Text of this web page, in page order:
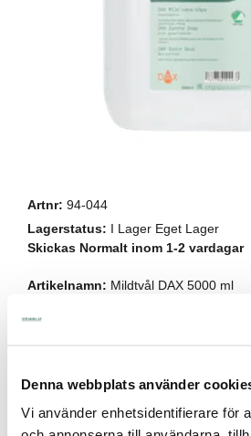
Denna webbplats använder
Vi använder enhetsidentifierare för
Artnr: 94-044
Lagerstatus: I Lager Eget Lager
Skickas Normalt inom 1-2 vardagar
Artikelnamn: Mildtvål DAX 5000 ml
Lägg i kundvagnen